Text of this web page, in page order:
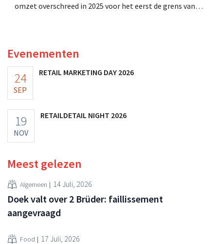
omzet overschreed in 2025 voor het eerst de grens van
Evenementen
24
SEP
RETAIL MARKETING DAY 2026
19
NOV
RETAILDETAIL NIGHT 2026
Meest gelezen
Algemeen 14 Juli, 2026
Doek valt over 2 Brüder: faillissement
aangevraagd
Food 17 Juli, 2026